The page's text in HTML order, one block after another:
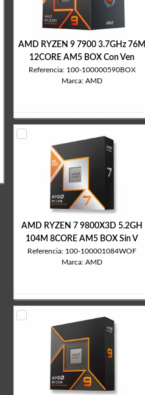
AMD RYZEN 9 7900 3.7GHz 76M
12CORE AM5 BOX Con Ven
Referencia: 100-100000590BOX
Marca: AMD
AMD RYZEN 7 9800X3D 5.2GH
104M 8CORE AM5 BOX Sin V
Referencia: 100-100001084WOF
Marca: AMD